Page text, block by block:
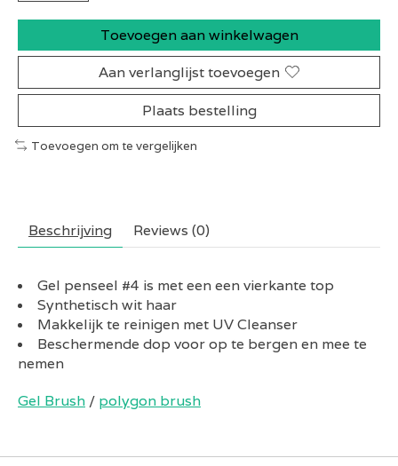
Toevoegen aan winkelwagen
Aan verlanglijst toevoegen
Plaats bestelling
Toevoegen om te vergelijken
Beschrijving Reviews (0)
Gel penseel #4 is met een een vierkante top
Synthetisch wit haar
Makkelijk te reinigen met UV Cleanser
Beschermende dop voor op te bergen en mee te
nemen
Gel Brush / polygon brush